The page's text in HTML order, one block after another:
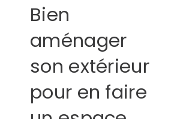
Bien
aménager
son extérieur
pour en faire